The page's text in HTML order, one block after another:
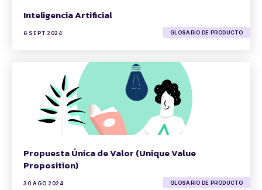
Inteligencia Artificial
6 SEPT 2024 GLOSARIO DE PRODUCTO
Propuesta Única de Valor (Unique Value
Proposition)
30 AGO 2024 GLOSARIO DE PRODUCTO